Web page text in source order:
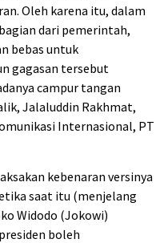
Oleh karena itu, dalam
dari pemerintah,
bebas untuk
gagasan tersebut
campur tangan
Jalaluddin Rakhmat,
Internasional, PT
kebenaran versinya
saat itu (menjelang
Widodo (Jokowi)
boleh